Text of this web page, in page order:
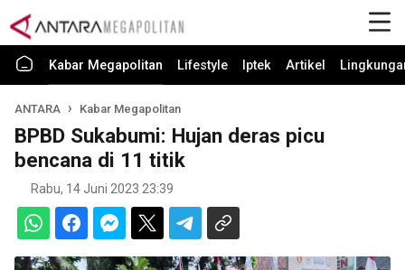
Kabar Megapolitan Lifestyle Iptek Artikel
ANTARA Kabar Megapolitan
BPBD Sukabumi: Hujan deras picu
bencana di 11 titik
Rabu, 14 Juni 2023 23:39